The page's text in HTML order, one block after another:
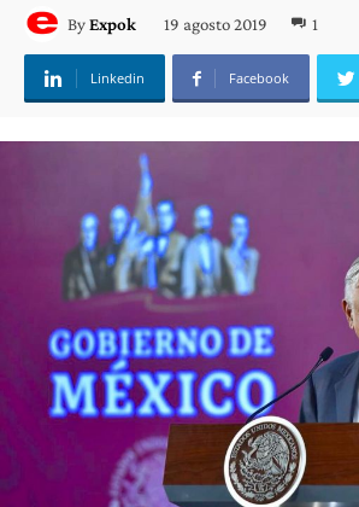
ByExpok 19 agosto 2019 1
Linkedin Facebook